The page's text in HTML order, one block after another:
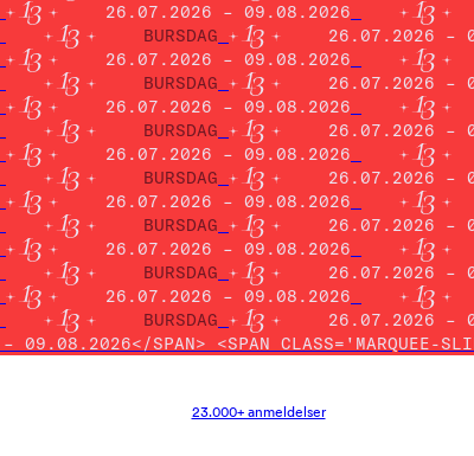
26.07.2026 – 09.08.2026
BURSDAG 26.07.2026 –
26.07.2026 – 09.08.2026
BURSDAG 26.07.2026 –
26.07.2026 – 09.08.2026
BURSDAG 26.07.2026 –
26.07.2026 – 09.08.2026
BURSDAG 26.07.2026 –
26.07.2026 – 09.08.2026
BURSDAG 26.07.2026 –
26.07.2026 – 09.08.2026
BURSDAG 26.07.2026 –
26.07.2026 – 09.08.2026
BURSDAG 26.07.2026 –
SPAN> <SPAN CLASS='MARQUEE-
23.000+ anmeldelser